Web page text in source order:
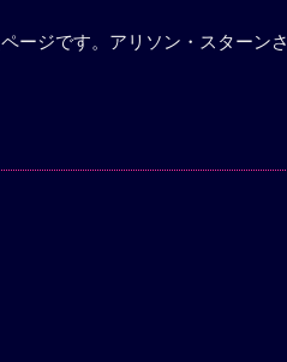
ージです。アリソン・スターンさ